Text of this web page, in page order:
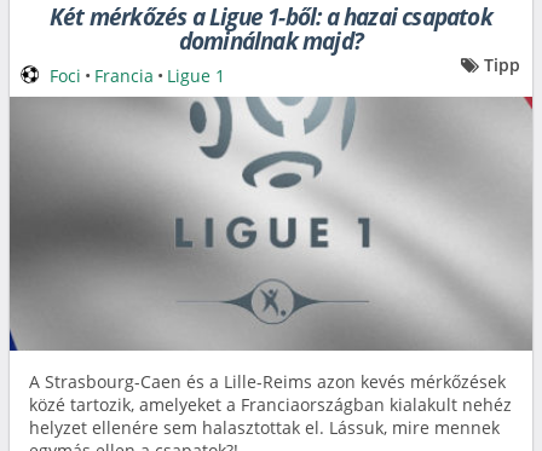
Két mérkőzés a Ligue 1-ből: a hazai csapatok
dominálnak majd?
A Strasbourg-Caen és a Lille-Reims azon kevés mérkőzések
közé tartozik, amelyeket a Franciaországban kialakult nehéz
helyzet ellenére sem halasztottak el. Lássuk, mire mennek
Foci • Francia • Ligue 1 Tipp